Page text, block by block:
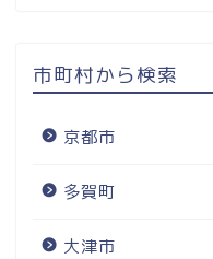
市町村から検索
京都市
多賀町
大津市